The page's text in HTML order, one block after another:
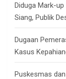
Diduga Mark-
Siang, Publik
Dugaan
Kasus
Puskesmas